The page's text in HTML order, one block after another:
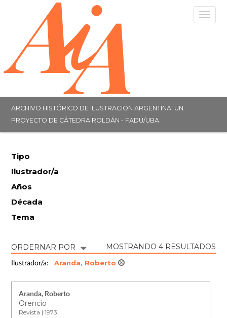
ARCHIVO HISTÓRICO DE ILUSTRACIÓN ARGENTINA. UN
PROYECTO DE CÁTEDRA ROLDÁN - FADU/UBA.
Tipo
Ilustrador/a
Años
Década
Tema
ORDERNAR POR MOSTRANDO 4 RESULTADOS
Ilustrador/a: Aranda, Roberto
Aranda, Roberto
Orencio
Revista | 1973